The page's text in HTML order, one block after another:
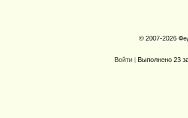
© 2007-2026
Войти| Выполнено 23